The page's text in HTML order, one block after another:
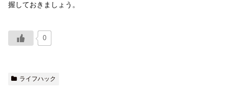
握しておきましょう。
0
ライフハック